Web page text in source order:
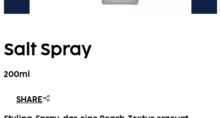
Salt Spray
200ml
SHARE